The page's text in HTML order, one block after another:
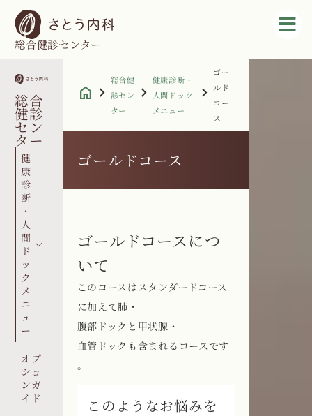
総合健診センター
総合
健診
セン
ター
健
康
診
断
・
人
間
ド
ッ
ク
メ
ニ
ュ
ー
オプ
ショ
ンガ
イド
home chevron_right
総合健
診セン
ター
chevron_right
健康診断・
人間ドック
メニュー
chevron_right
ゴー
ルド
コー
ス
ゴールドコース
ゴールドコースにつ
いて
このコースはスタンダードコース
に加えて肺・
腹部ドックと甲状腺・
血管ドックも含まれるコースです
。
このようなお悩みを